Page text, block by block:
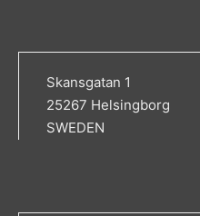
Skansgatan 1
25267 Helsingborg
SWEDEN